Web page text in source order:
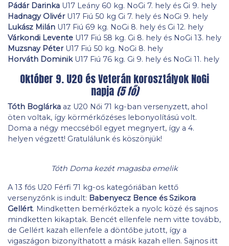
Pádár Darinka U17 Leány 60 kg. NoGi 7. hely és Gi 9. hely
Hadnagy OlivérU17 Fiú 50 kg Gi 7. hely és NoGi 9. hely
Lukász Milán U17 Fiú 69 kg. NoGi 8. hely és Gi 12. hely
Várkondi Levente U17 Fiú 58 kg. Gi 8. hely és NoGi 13. hely
Muzsnay PéterU17 Fiú 50 kg. NoGi 8. hely
Horváth DominikU17 Fiú 76 kg. Gi 9. hely és NoGi 11. hely
Október 9. U20 és Veterán korosztályok NoGi
napja(5 fő)
Tóth Boglárka az U20 Női 71 kg-ban versenyzett, ahol
öten voltak, így körmérkőzéses lebonyolítású volt.
Doma a négy meccséből egyet megnyert, így a 4.
helyen végzett! Gratulálunk és köszönjük!
Tóth Doma kezét magasba emelik
A 13 fős U20 Férfi 71 kg-os kategóriában kettő
versenyzőnk is indult: Babenyecz Bence és Szikora
Gellért. Mindketten bemérkőztek a nyolc közé és sajnos
mindketten kikaptak. Bencét ellenfele nem vitte tovább,
de Gellért kazah ellenfele a döntőbe jutott, így a
vigaszágon bizonyíthatott a másik kazah ellen. Sajnos itt